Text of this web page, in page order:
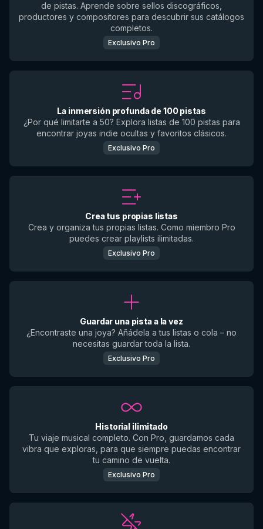
de pistas. Aprende sobre sellos discográficos,
productores y compositores para descubrir sus catálogos
completos.
Exclusivo Pro
La inmersión profunda de 100 pistas
¿Por qué limitarte a 50? Explora listas de 100 pistas para
encontrar joyas indie ocultas y favoritos clásicos.
Exclusivo Pro
Crea tus propias listas
Crea y organiza tus propias listas. Como miembro Pro
puedes crear playlists ilimitadas.
Exclusivo Pro
Guardar una pista a la vez
¿Encontraste una joya? Añádela a tus listas o cola – no
necesitas guardar toda la lista.
Exclusivo Pro
Historial ilimitado
Tu viaje musical completo. Con Pro, guardamos cada
vibra que exploras, para que siempre puedas encontrar
tu camino de vuelta.
Exclusivo Pro